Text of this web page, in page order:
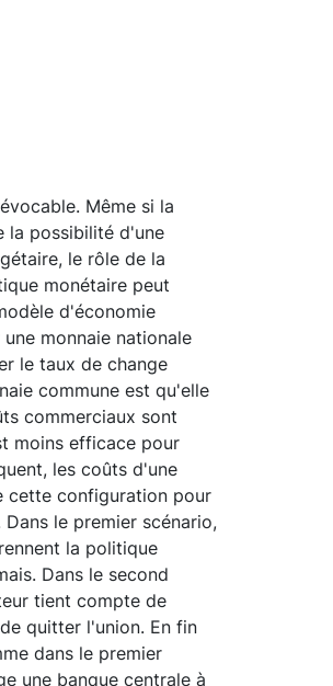
Même si la
la possibilité d'une
le rôle de la
monétaire peut
d'économie
monnaie nationale
le taux de change
commune est qu'elle
commerciaux sont
moins efficace pour
les coûts d'une
cette configuration pour
le premier scénario,
la politique
Dans le second
tient compte de
quitter l'union. En fin
dans le premier
une banque centrale à